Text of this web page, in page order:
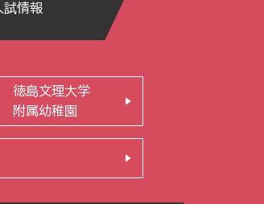
試情報
徳島文理大学
附属幼稚園